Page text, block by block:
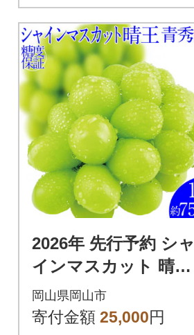
2026年 先行予約 シャ
インマスカット 晴王
1房 約750g 岡山県産
9月～10月順次発送
岡山県岡山市
寄付金額 25,000円